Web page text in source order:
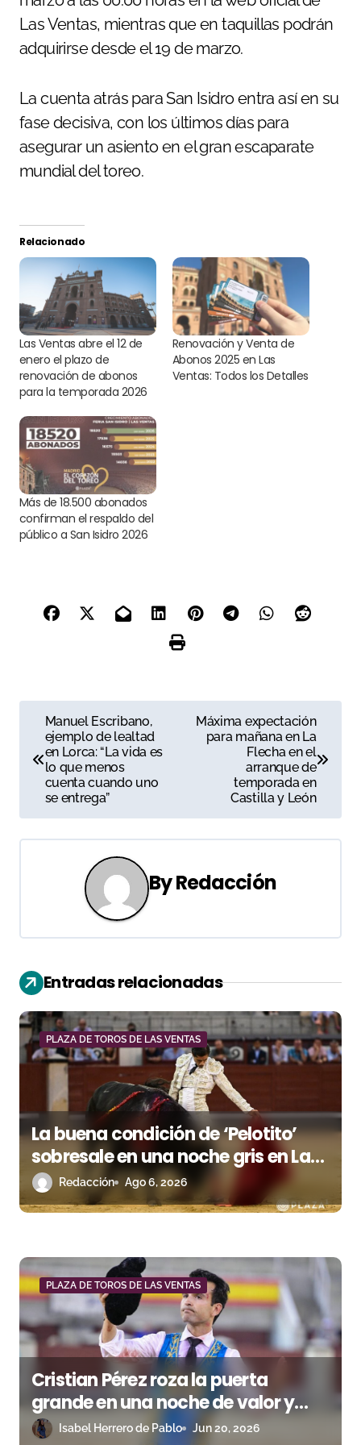
Las Ventas, mientras que en taquillas podrán
adquirirse desde el 19 de marzo.
La cuenta atrás para San Isidro entra así en su
fase decisiva, con los últimos días para
asegurar un asiento en el gran escaparate
mundial del toreo.
Relacionado
Las Ventas abre el 12 de
enero el plazo de
renovación de abonos
para la temporada 2026
Renovación y Venta de
Abonos 2025 en Las
Ventas: Todos los Detalles
Más de 18.500 abonados
confirman el respaldo del
público a San Isidro 2026
a
e
g
i
ó
n
d
e
n
r
d
a
s
Manuel Escribano,
ejemplo de lealtad
en Lorca: “La vida es
lo que menos
cuenta cuando uno
se entrega”
Máxima expectación
para mañana en La
Flecha en el
arranque de
temporada en
Castilla y León
ByRedacción
Entradas relacionadas
PLAZA DE TOROS DE LAS VENTAS
La buena condición de ‘Pelotito’
sobresale en una noche gris en Las
Ventas
Redacción Ago 6, 2026
PLAZA DE TOROS DE LAS VENTAS
Cristian Pérez roza la puerta
grande en una noche de valor y
entrega
Isabel Herrero de Pablo Jun 20, 2026